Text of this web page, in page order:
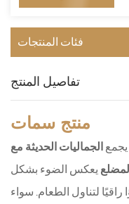
فئات المنتجات
تفاصيل المنتج
منتج سمات
يجمع الجماليات الحديثة مع
يعكس الضوء بشكل
راقيًا لتناول الطعام. سواء